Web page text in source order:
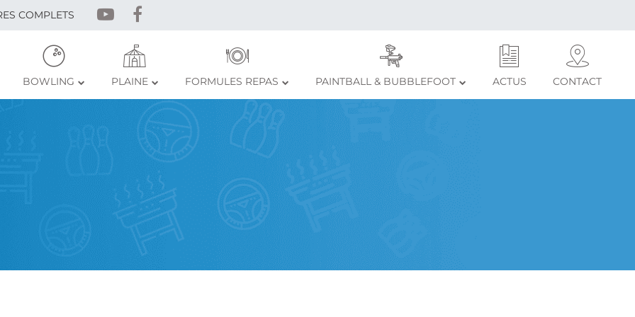
COMPLETS
BOWLING PLAINE FORMULES REPAS PAINTBALL & BUBBLEFOOT ACTUS CONTACT